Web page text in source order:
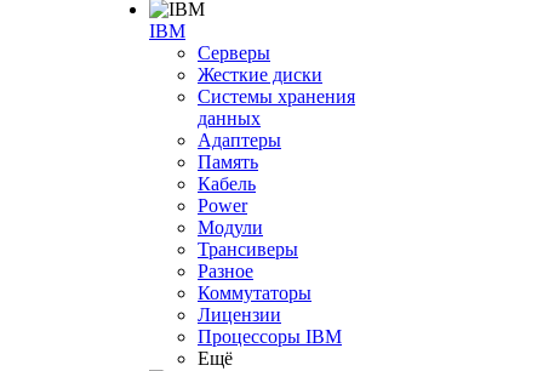
IBM
Серверы
Жесткие диски
Системы хранения
данных
Адаптеры
Память
Кабель
Power
Модули
Трансиверы
Разное
Коммутаторы
Лицензии
Процессоры IBM
Ещё